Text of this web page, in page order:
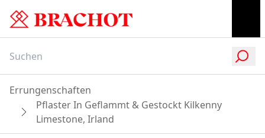
Errungenschaften
Pflaster In Geflammt & Gestockt Kilkenny
Limestone, Irland